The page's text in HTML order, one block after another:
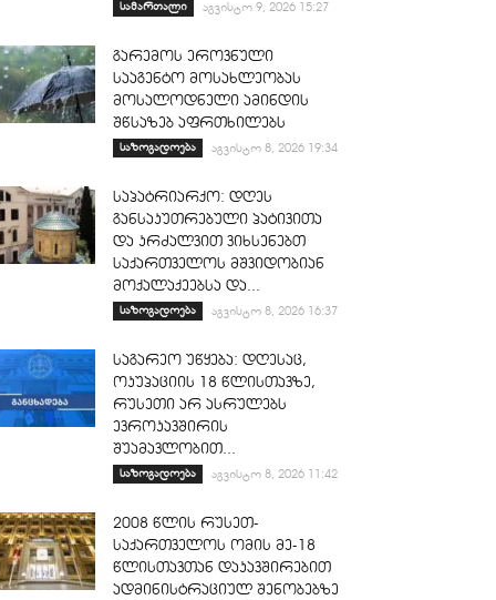
სამართალი აგვისტო 9, 2026 15:27
გარემოს ეროვნული
სააგენტო მოსახლეობას
მოსალოდნელი ამინდის
შწსაზებ აფრთხილებს
საზოგადოება აგვისტო 8, 2026 19:34
საპატრიარქო: დღეს
განსაკუთრებული პატივითა
და კრძალვით ვიხსენებთ
საქართველოს მშვიდობიან
მოქალაქეებსა და...
საზოგადოება აგვისტო 8, 2026 16:37
საგარეო უწყება: დღესაც,
ოკუპაციის 18 წლისთავზე,
რუსეთი არ ასრულებს
ევროკავშირის
შუამავლობით...
საზოგადოება აგვისტო 8, 2026 11:42
2008 წლის რუსეთ-
საქართველოს ომის მე-18
წლისთავთან დაკავშირებით
ადმინისტრაციულ შენობებზე